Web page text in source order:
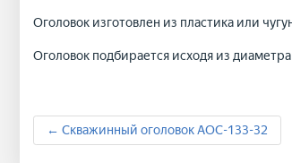
Оголовок изготовлен из пластика или
Оголовок подбирается исходя из
← Скважинный оголовок АОС-133-32